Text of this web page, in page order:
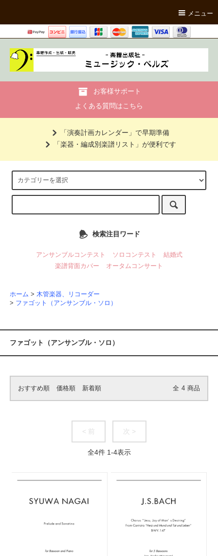
メニュー
お客様サポート
よくある質問はこちら
「演奏計画カレンダー」で早期準備
「楽器・編成別楽譜リスト」が便利です
検索注目ワード
アンサンブルコンテスト ソロコンテスト
結婚式
楽譜背面カバー
オータムコンサート
ホーム > 木管楽器、リコーダー
> ファゴット（アンサンブル・ソロ）
ファゴット（アンサンブル・ソロ）
おすすめ順 価格順 新着順 全 4 商品
< 前 次 >
全4件 1-4表示